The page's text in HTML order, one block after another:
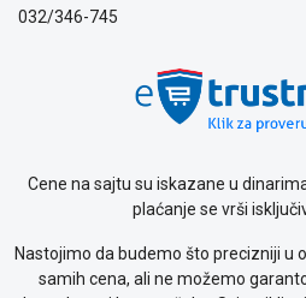
032/346-745
Cene na sajtu su iskazane u
plaćanje se vrši
Nastojimo da budemo što precizniji u
samih cena, ali ne možemo